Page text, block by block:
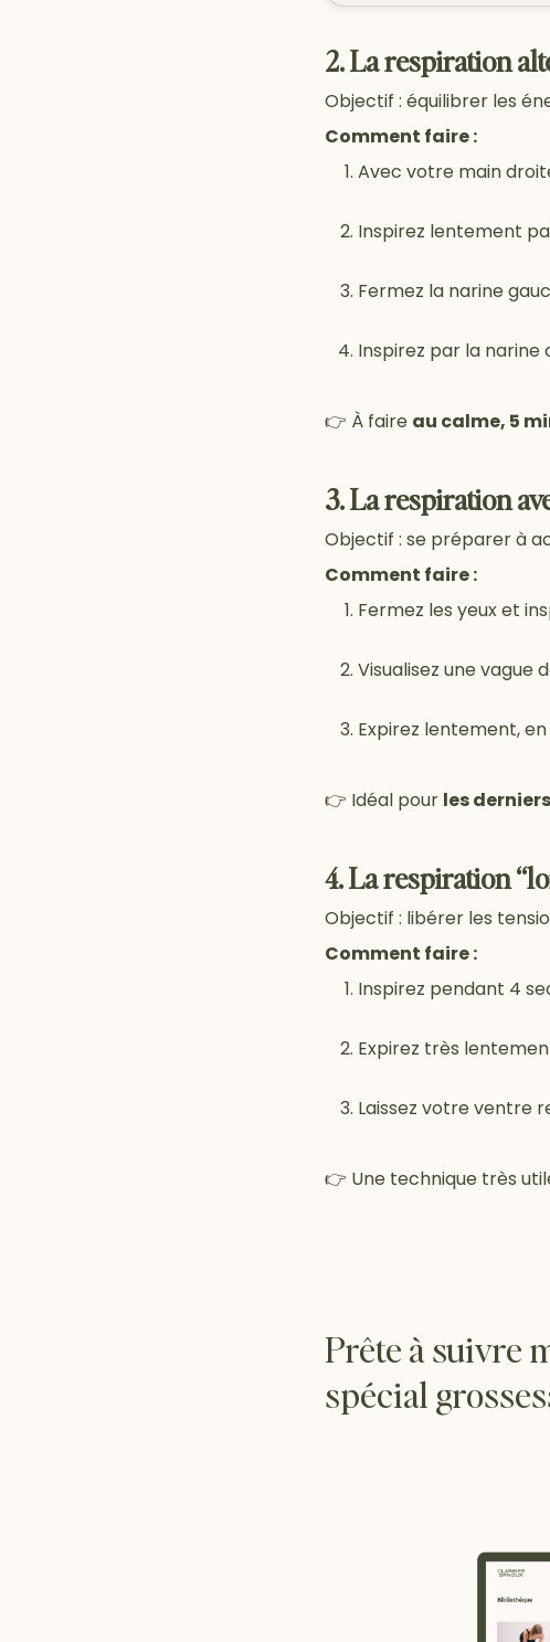
2. La respiration
Objectif : équilibrer les
Comment faire :
Avec votre main
Inspirez lentement
Fermez la narine
Inspirez par la narine
👉 À faire au calme, 5
3. La respiration
Objectif : se préparer à
Comment faire :
Fermez les yeux et
Visualisez une vague
Expirez lentement,
👉 Idéal pour les
4. La respiration
Objectif : libérer les
Comment faire :
Inspirez pendant 4
Expirez très
Laissez votre ventre
👉 Une technique très
Prête à suivre
spécial